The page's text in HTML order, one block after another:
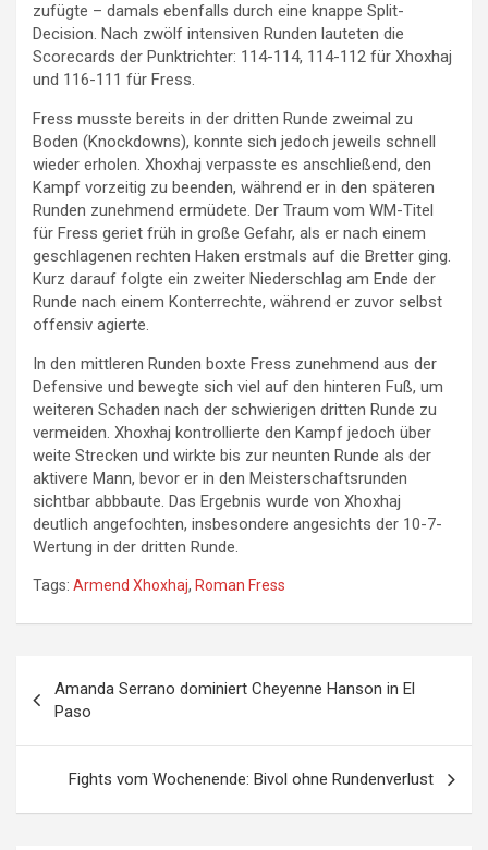
zufügte – damals ebenfalls durch eine knappe Split-
Decision. Nach zwölf intensiven Runden lauteten die
Scorecards der Punktrichter: 114-114, 114-112 für Xhoxhaj
und 116-111 für Fress.
Fress musste bereits in der dritten Runde zweimal zu
Boden (Knockdowns), konnte sich jedoch jeweils schnell
wieder erholen. Xhoxhaj verpasste es anschließend, den
Kampf vorzeitig zu beenden, während er in den späteren
Runden zunehmend ermüdete. Der Traum vom WM-Titel
für Fress geriet früh in große Gefahr, als er nach einem
geschlagenen rechten Haken erstmals auf die Bretter ging.
Kurz darauf folgte ein zweiter Niederschlag am Ende der
Runde nach einem Konterrechte, während er zuvor selbst
offensiv agierte.
In den mittleren Runden boxte Fress zunehmend aus der
Defensive und bewegte sich viel auf den hinteren Fuß, um
weiteren Schaden nach der schwierigen dritten Runde zu
vermeiden. Xhoxhaj kontrollierte den Kampf jedoch über
weite Strecken und wirkte bis zur neunten Runde als der
aktivere Mann, bevor er in den Meisterschaftsrunden
sichtbar abbbaute. Das Ergebnis wurde von Xhoxhaj
deutlich angefochten, insbesondere angesichts der 10-7-
Wertung in der dritten Runde.
Tags: Armend Xhoxhaj, Roman Fress
Amanda Serrano dominiert Cheyenne Hanson in El
Paso
Fights vom Wochenende: Bivol ohne Rundenverlust